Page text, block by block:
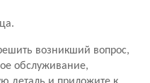
возникший вопрос,
обслуживание,